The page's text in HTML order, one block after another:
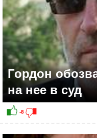
Гордон
на нее в суд